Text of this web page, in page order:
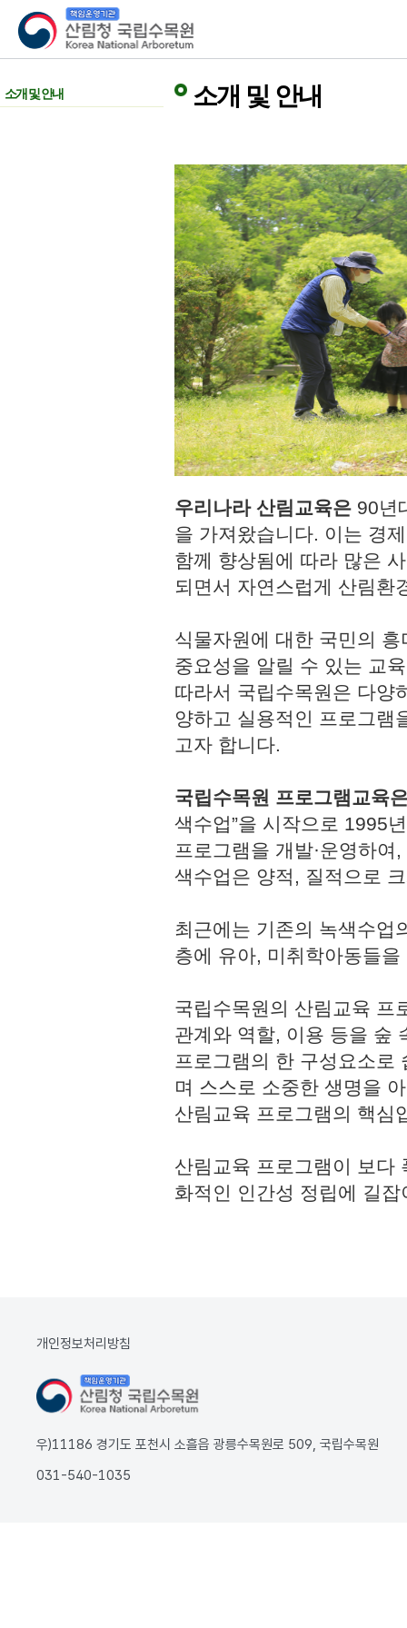
산림청 국립수목원
소개 및 안내 소개 및 안내
우리나라 산림교육은 90년
을 가져왔습니다. 이는 경
함께 향상됨에 따라 많은
되면서 자연스럽게 산림환
식물자원에 대한 국민의
중요성을 알릴 수 있는 교
따라서 국립수목원은 다양
양하고 실용적인 프로그램
고자 합니다.
국립수목원 프로그램교육
색수업”을 시작으로 1995
프로그램을 개발·운영하
색수업은 양적, 질적으로
최근에는 기존의 녹색수업
층에 유아, 미취학아동들
국립수목원의 산림교육 프
관계와 역할, 이용 등을 숲
프로그램의 한 구성요소로
며 스스로 소중한 생명을
산림교육 프로그램의 핵심
산림교육 프로그램이 보다
화적인 인간성 정립에 길
개인정보처리방침
우)11186 경기도 포천시 소흘읍 광릉수목원로 509, 국립수목원
031-540-1035